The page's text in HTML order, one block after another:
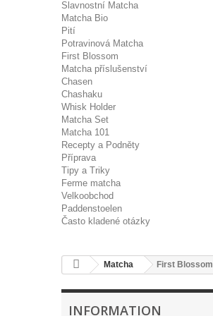
Slavnostní Matcha
Matcha Bio
Pití
Potravinová Matcha
First Blossom
Matcha příslušenství
Chasen
Chashaku
Whisk Holder
Matcha Set
Matcha 101
Recepty a Podněty
Příprava
Tipy a Triky
Ferme matcha
Velkoobchod
Paddenstoelen
Často kladené otázky
Matcha First Blossom
INFORMATION